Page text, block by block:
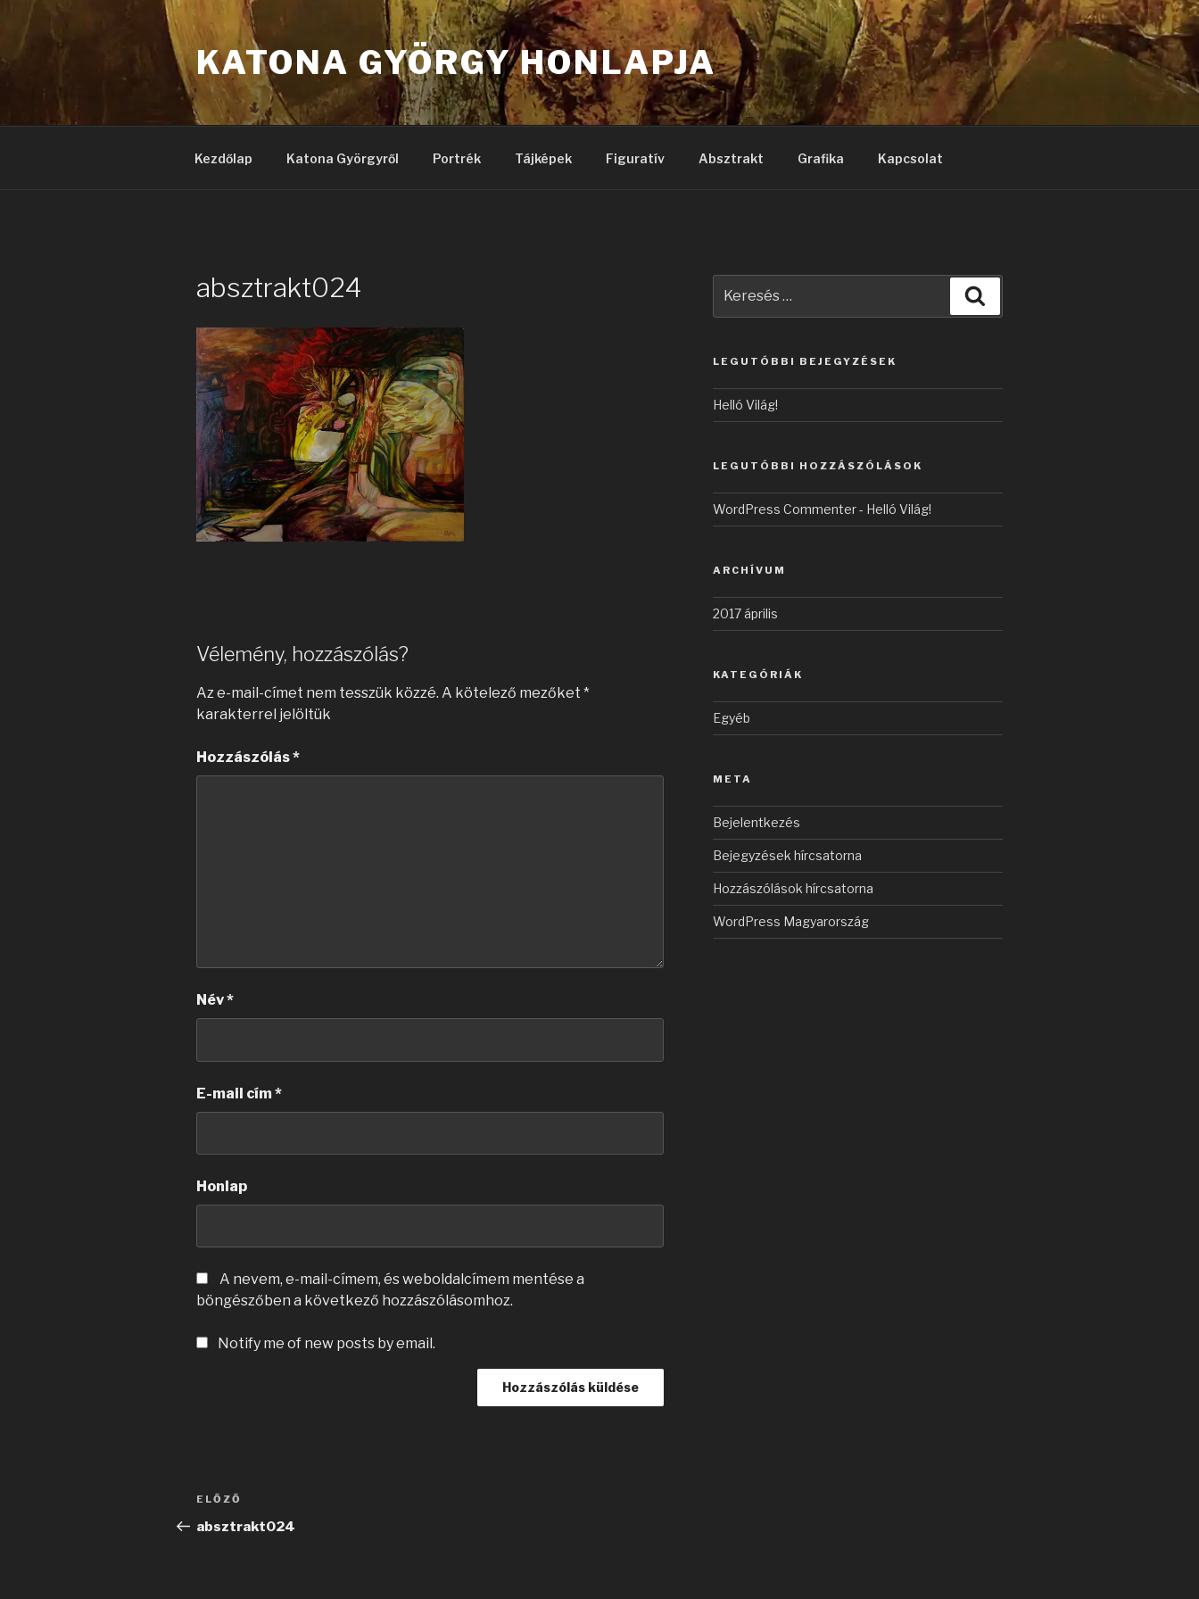
Tartalomhoz
KATONA GYÖRGY HONLAPJA
Kezdőlap Katona Györgyről Portrék Tájképek Figuratív Absztrakt Grafika Kapcsolat
absztrakt024
Vélemény, hozzászólás?
Az e-mail-címet nem tesszük közzé. A kötelező mezőket *
karakterrel jelöltük
Hozzászólás*
Név*
E-mail cím*
Honlap
A nevem, e-mail-címem, és weboldalcímem mentése a
böngészőben a következő hozzászólásomhoz.
Notify me of new posts by email.
Bejegyzés
navigáció
Korábbi
bejegyzés
ELŐZŐ
absztrakt024
következő
LEGUTÓBBI BEJEGYZÉSEK
Helló Világ!
LEGUTÓBBI HOZZÁSZÓLÁSOK
WordPress Commenter- Helló Világ!
ARCHÍVUM
2017 április
KATEGÓRIÁK
Egyéb
META
Bejelentkezés
Bejegyzések hírcsatorna
Hozzászólások hírcsatorna
WordPress Magyarország